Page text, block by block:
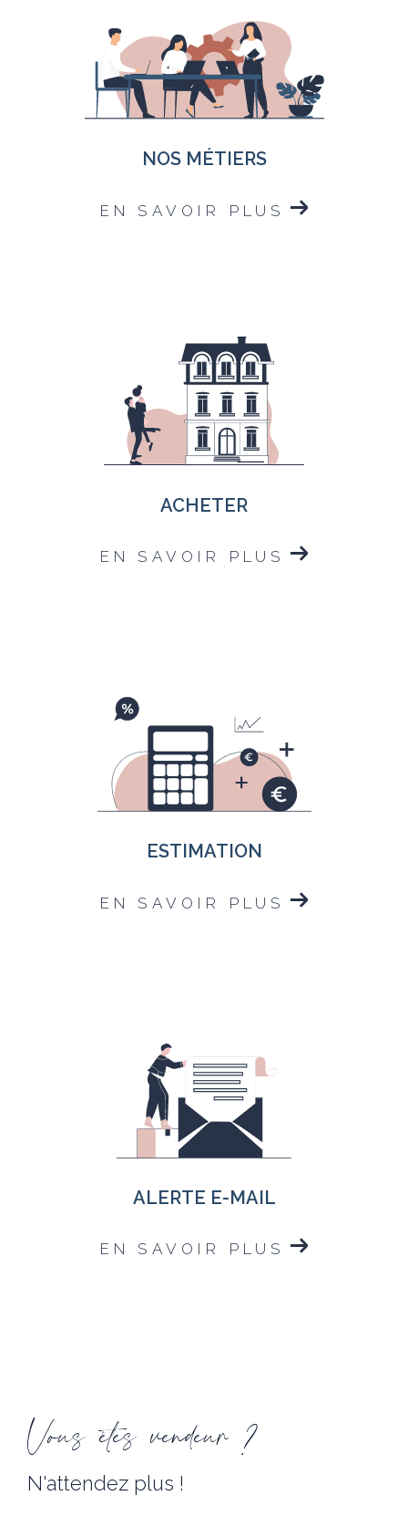
NOS MÉTIERS
EN SAVOIR PLUS
ACHETER
EN SAVOIR PLUS
ESTIMATION
EN SAVOIR PLUS
ALERTE E-MAIL
EN SAVOIR PLUS
Vous êtes vendeur ?
N'attendez plus !